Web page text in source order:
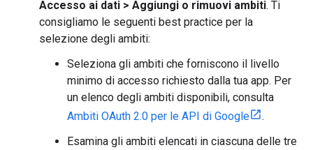
Accesso ai dati > Aggiungi o rimuovi ambiti. Ti
consigliamo le seguenti best practice per la
selezione degli ambiti:
Seleziona gli ambiti che forniscono il livello
minimo di accesso richiesto dalla tua app. Per
un elenco degli ambiti disponibili, consulta
Ambiti OAuth 2.0 per le API di Google
.
Esamina gli ambiti elencati in ciascuna delle tre